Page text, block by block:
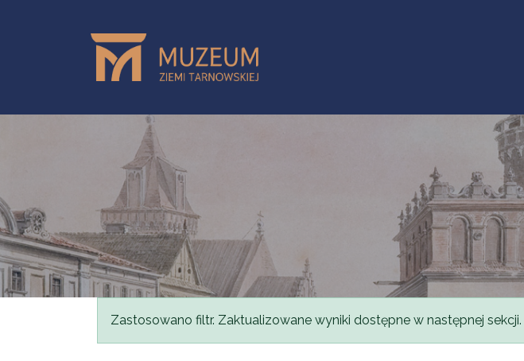
Komunikat
Zastosowano filtr. Zaktualizowane wyniki dostępne w następnej sekcji.